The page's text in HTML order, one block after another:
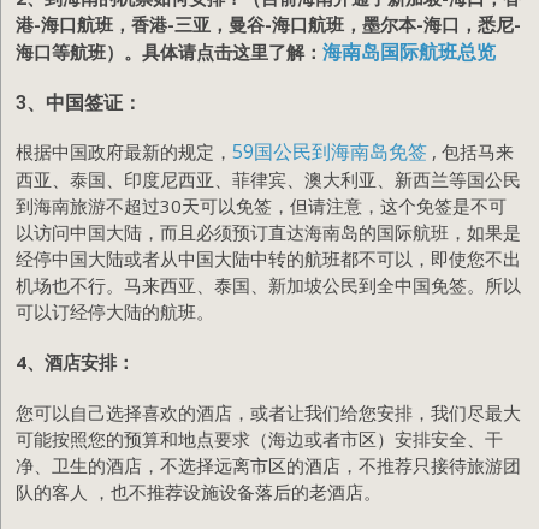
港-海口航班，香港-三亚，曼谷-海口航班，墨尔本-海口，悉尼-
海口等航班）。具体请点击这里了解：海南岛国际航班总览
3、中国签证：
根据中国政府最新的规定，59国公民到海南岛免签 , 包括马来
西亚、泰国、印度尼西亚、菲律宾、澳大利亚、新西兰等国公民
到海南旅游不超过30天可以免签，但请注意，这个免签是不可
以访问中国大陆，而且必须预订直达海南岛的国际航班，如果是
经停中国大陆或者从中国大陆中转的航班都不可以，即使您不出
机场也不行。马来西亚、泰国、新加坡公民到全中国免签。所以
可以订经停大陆的航班。
4、酒店安排：
您可以自己选择喜欢的酒店，或者让我们给您安排，我们尽最大
可能按照您的预算和地点要求（海边或者市区）安排安全、干
净、卫生的酒店，不选择远离市区的酒店，不推荐只接待旅游团
队的客人 ，也不推荐设施设备落后的老酒店。